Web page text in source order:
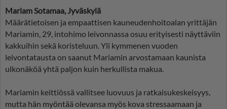
Mariam Sotamaa, Jyväskylä
Määrätietoisen ja empaattisen kauneudenhoitoalan yrittäjän
Mariamin, 29, intohimo leivonnassa osuu erityisesti näyttäviin
kakkuihin sekä koristeluun. Yli kymmenen vuoden
leivontatausta on saanut Mariamin arvostamaan kaunista
ulkonäköä yhtä paljon kuin herkullista makua.
Mariamin keittiössä vallitsee luovuus ja ratkaisukeskeisyys,
mutta hän myöntää olevansa myös kova stressaamaan ja